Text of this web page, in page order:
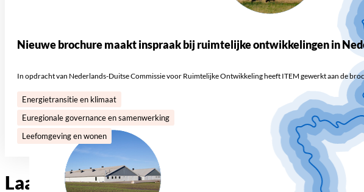
Nieuwe brochure maakt inspraak bij ruimtelijke ontwikkelingen in
In opdracht van Nederlands-Duitse Commissie voor Ruimtelijke Ontwikkeling heeft ITEM gewerkt aan de
Energietransitie en klimaat
Euregionale governance en samenwerking
Leefomgeving en wonen
Laatste berichten